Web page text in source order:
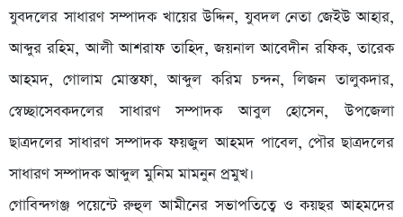
যুবদলের সাধারণ সম্পাদক খায়ের উদ্দিন, যুবদল নেতা জেইউ আহার,
আব্দুর রহিম, আলী আশরাফ তাহিদ, জয়নাল আবেদীন রফিক, তারেক
আহমদ, গোলাম মোস্তফা, আব্দুল করিম চন্দন, লিজন তালুকদার,
স্বেচ্ছাসেবকদলের সাধারণ সম্পাদক আবুল হোসেন, উপজেলা
ছাত্রদলের সাধারণ সম্পাদক ফয়জুল আহমদ পাবেল, পৌর ছাত্রদলের
সাধারণ সম্পাদক আব্দুল মুনিম মামনুন প্রমুখ।
গোবিন্দগঞ্জ পয়েন্টে রুহুল আমীনের সভাপতিত্বে ও কয়ছর আহমদের